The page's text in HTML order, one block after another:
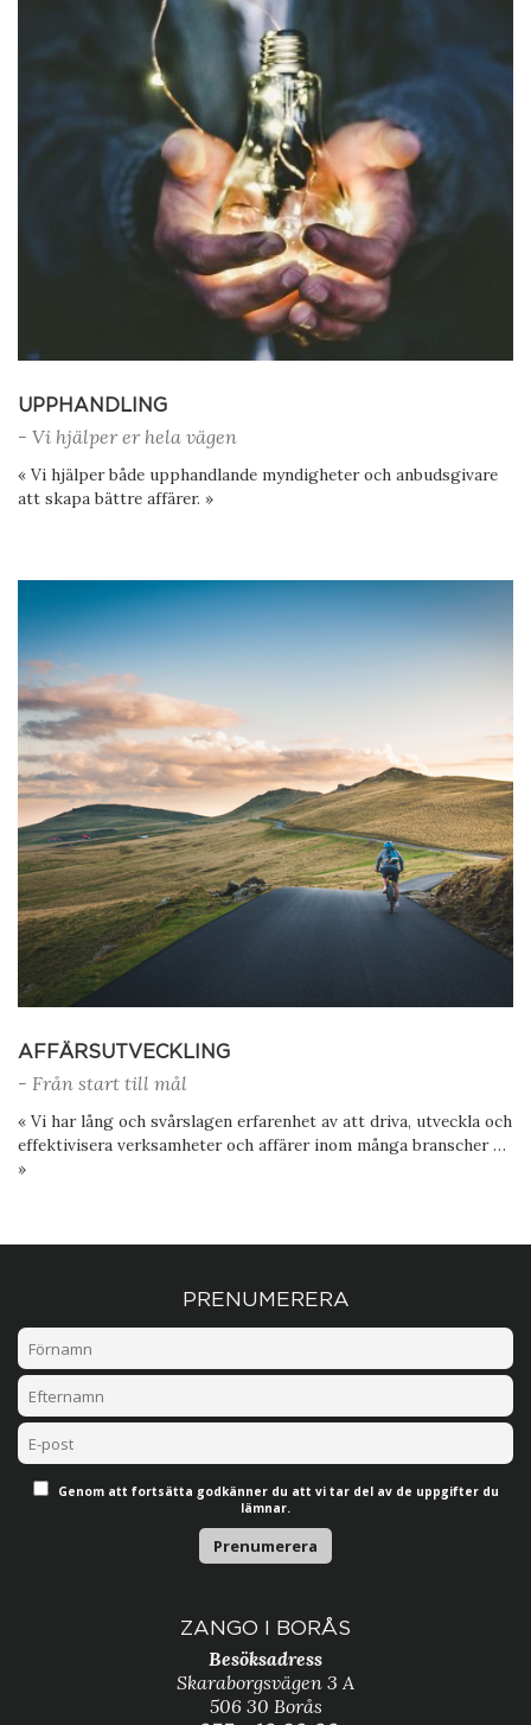
UPPHANDLING
- Vi hjälper er hela vägen
« Vi hjälper både upphandlande myndigheter och anbudsgivare
att skapa bättre affärer. »
AFFÄRSUTVECKLING
- Från start till mål
« Vi har lång och svårslagen erfarenhet av att driva, utveckla och
effektivisera verksamheter och affärer inom många branscher …
»
PRENUMERERA
Genom att fortsätta godkänner du att vi tar del av de uppgifter du
lämnar.
ZANGO I BORÅS
Besöksadress
Skaraborgsvägen 3 A
506 30 Borås